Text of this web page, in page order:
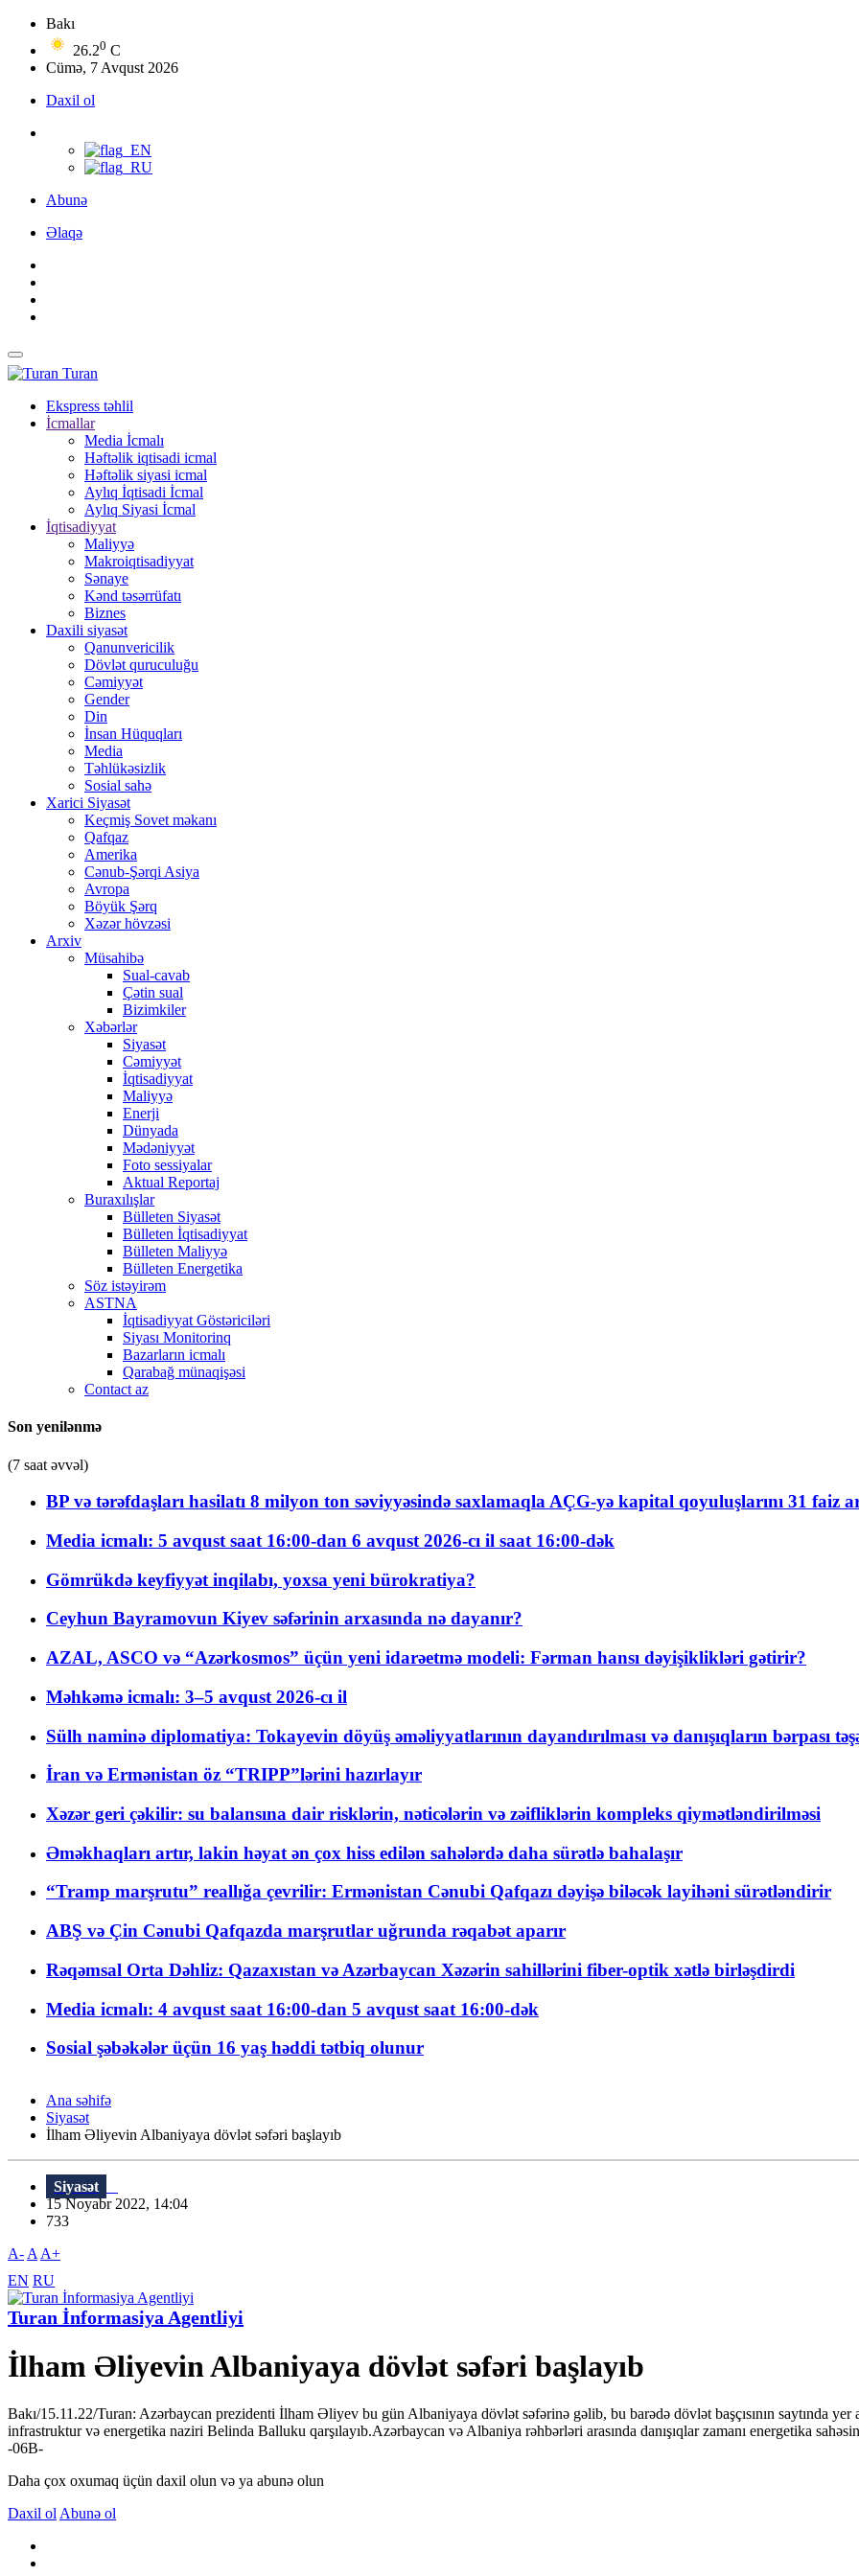
Bakı
26.20 C
Cümə, 7 Avqust 2026
Daxil ol
Abunə
Əlaqə
Turan
Ekspress təhlil
İcmallar
Media İcmalı
Həftəlik iqtisadi icmal
Həftəlik siyasi icmal
Aylıq İqtisadi İcmal
Aylıq Siyasi İcmal
İqtisadiyyat
Maliyyə
Makroiqtisadiyyat
Sənaye
Kənd təsərrüfatı
Biznes
Daxili siyasət
Qanunvericilik
Dövlət quruculuğu
Cəmiyyət
Gender
Din
İnsan Hüquqları
Media
Təhlükəsizlik
Sosial sahə
Xarici Siyasət
Keçmiş Sovet məkanı
Qafqaz
Amerika
Cənub-Şərqi Asiya
Avropa
Böyük Şərq
Xəzər hövzəsi
Arxiv
Müsahibə
Sual-cavab
Çətin sual
Bizimkiler
Xəbərlər
Siyasət
Cəmiyyət
İqtisadiyyat
Maliyyə
Enerji
Dünyada
Mədəniyyət
Foto sessiyalar
Aktual Reportaj
Buraxılışlar
Bülleten Siyasət
Bülleten İqtisadiyyat
Bülleten Maliyyə
Bülleten Energetika
Söz istəyirəm
ASTNA
İqtisadiyyat Göstəriciləri
Siyası Monitorinq
Bazarların icmalı
Qarabağ münaqişəsi
Contact az
Son yenilənmə
(7 saat əvvəl)
BP və tərəfdaşları hasilatı 8 milyon ton səviyyəsində saxlamaqla AÇG-yə kapital qoyuluşlarını 31 faiz
Media icmalı: 5 avqust saat 16:00-dan 6 avqust 2026-cı il saat 16:00-dək
Gömrükdə keyfiyyət inqilabı, yoxsa yeni bürokratiya?
Ceyhun Bayramovun Kiyev səfərinin arxasında nə dayanır?
AZAL, ASCO və “Azərkosmos” üçün yeni idarəetmə modeli: Fərman hansı dəyişiklikləri gətirir?
Məhkəmə icmalı: 3–5 avqust 2026-cı il
Sülh naminə diplomatiya: Tokayevin döyüş əməliyyatlarının dayandırılması və danışıqların bərpası
İran və Ermənistan öz “TRIPP”lərini hazırlayır
Xəzər geri çəkilir: su balansına dair risklərin, nəticələrin və zəifliklərin kompleks qiymətləndirilməsi
Əməkhaqları artır, lakin həyat ən çox hiss edilən sahələrdə daha sürətlə bahalaşır
“Tramp marşrutu” reallığa çevrilir: Ermənistan Cənubi Qafqazı dəyişə biləcək layihəni sürətləndirir
ABŞ və Çin Cənubi Qafqazda marşrutlar uğrunda rəqabət aparır
Rəqəmsal Orta Dəhliz: Qazaxıstan və Azərbaycan Xəzərin sahillərini fiber-optik xətlə birləşdirdi
Media icmalı: 4 avqust saat 16:00-dan 5 avqust saat 16:00-dək
Sosial şəbəkələr üçün 16 yaş həddi tətbiq olunur
Ana səhifə
Siyasət
İlham Əliyevin Albaniyaya dövlət səfəri başlayıb
Siyasət
15 Noyabr 2022, 14:04
733
A- A A+
EN RU
Turan İnformasiya Agentliyi
İlham Əliyevin Albaniyaya dövlət səfəri başlayıb
Bakı/15.11.22/Turan: Azərbaycan prezidenti İlham Əliyev bu gün Albaniyaya dövlət səfərinə gəlib, bu barədə dövlət başçısının saytında
infrastruktur və energetika naziri Belinda Balluku qarşılayıb.Azərbaycan və Albaniya rəhbərləri arasında danışıqlar zamanı energetika
-06В-
Daha çox oxumaq üçün daxil olun və ya abunə olun
Daxil ol Abunə ol